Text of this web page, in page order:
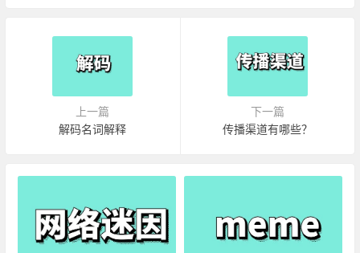
上一篇
解码名词解释
下一篇
传播渠道有哪些？